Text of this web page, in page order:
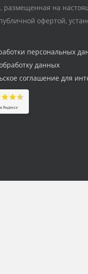
на
офертой,
персональных
данных
соглашение для